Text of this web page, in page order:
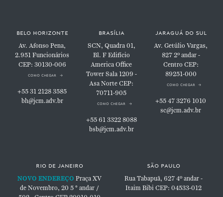
belo horizonte
Av. Afonso Pena,
2.951Funcionários
CEP: 30130-006
como chegar
+55 31 2128 3585
bh@jcm.adv.br
brasília
SCN, Quadra 01,
Bl. FEdifício
America Office
TowerSala 1209 -
Asa NorteCEP:
70711-905
como chegar
+55 61 3322 8088
bsb@jcm.adv.br
jaraguá do sul
Av. Getúlio Vargas,
8272º andar -
Centro CEP:
89251-000
como chegar
+55 47 3276 1010
sc@jcm.adv.br
rio de janeiro
NOVO ENDEREÇO Praça XV
de Novembro, 20 5 ° andar /
são paulo
Rua Tabapuã, 6274º andar -
Itaim BibiCEP: 04533-012